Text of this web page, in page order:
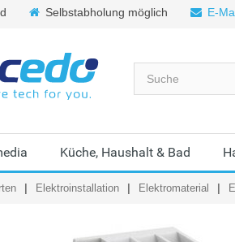
Selbstabholung möglich E-
Küche, Haushalt & Bad
Elektroinstallation Elektromaterial